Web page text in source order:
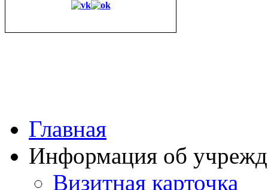
Главная
Информация об
Визитная карточка